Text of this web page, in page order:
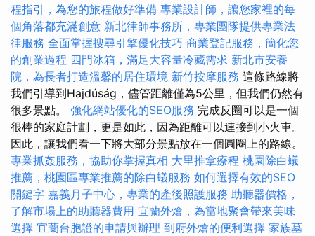
程指引，為您的旅程做好準備 專業設計師，讓您家裡的每
個角落都充滿創意 新北律師事務所，專業團隊提供專業法
律服務 全面掌握搜尋引擎優化技巧 商業登記服務，簡化您
的創業過程 四門冰箱，滿足大容量冷藏需求 新北市安養
院，為長者打造溫馨的居住環境 新竹按摩服務 這條路線將
我們引導到Hajdúság，儘管距離僅為5公里，但我們仍然有
很多景點。 強化網站優化的SEO服務 完成反圈可以是一個
很棒的家庭計劃，更是如此，因為距離可以連接到小火車。
因此，讓我們看一下將大部分景點放在一個圓圈上的路線。
專業抓姦服務，協助你掌握真相 大里推拿療程 桃園除白蟻
推薦，桃園區專業推薦的除白蟻服務 如何選擇有效的SEO
關鍵字 嘉義月子中心，專業的產後照護服務 助聽器價格，
了解市場上的助聽器費用 宜蘭外燴，為當地聚會帶來美味
選擇 宜蘭台胞證的申請與辦理 到府外燴的便利選擇 家族墓